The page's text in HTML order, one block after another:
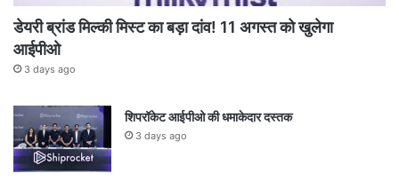
डेयरी ब्रांड मिल्की मिस्ट का बड़ा दांव! 11 अगस्त को खुलेगा
आईपीओ
3 days ago
शिपरॉकेट आईपीओ की धमाकेदार दस्तक
3 days ago